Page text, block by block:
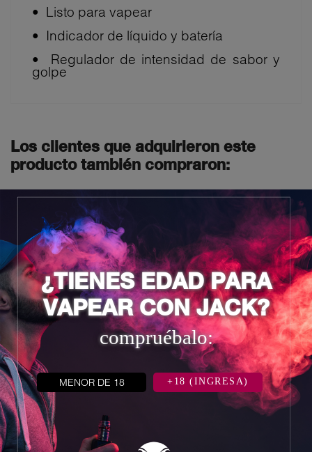
¿TIENES EDAD PARA
VAPEAR CON JACK?
compruébalo:
MENOR DE 18 +18 (INGRESA)
•⁠ ⁠Listo para vapear
•⁠ ⁠Indicador de líquido y batería
•⁠ ⁠Regulador de intensidad de sabor y
golpe
Los clientes que adquirieron este
producto también compraron:
STRAWBERRY ICE -
LOST...